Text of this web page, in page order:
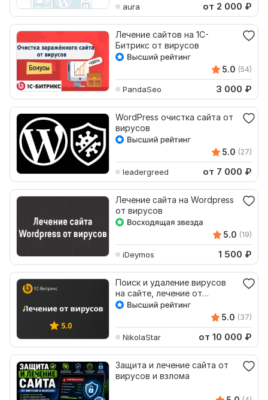
aura от 2 000 ₽
Лечение сайтов на 1С-
Битрикс от вирусов
5.0 (54)
PandaSeo 3 000 ₽
WordPress очистка сайта от
вирусов
5.0 (27)
leadergreed от 7 000 ₽
Лечение сайта на Wordpress
от вирусов
5.0 (19)
iDeymos 1 500 ₽
Поиск и удаление вирусов
на сайте, лечение от
вирусов 1С Битрикс
5.0 (37)
NikolaStar от 10 000 ₽
Защита и лечение сайта от
вирусов и взлома